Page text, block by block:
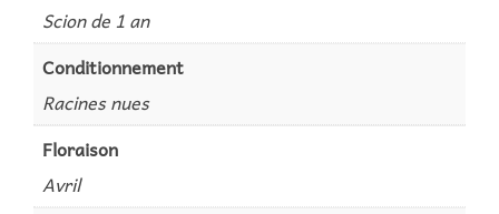
Scion de 1 an
Conditionnement
Racines nues
Floraison
Avril